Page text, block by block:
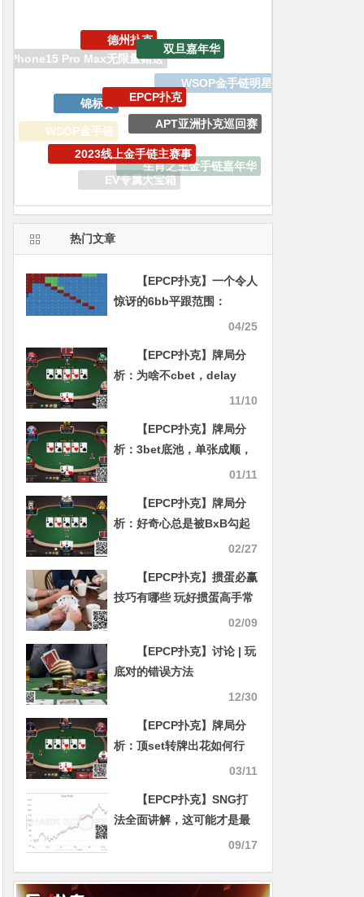
WSOP天堂岛
GGPoker
WSOP金手链
锦标赛
EPCP扑克
APT亚洲扑克巡回赛
生肖之王金手链嘉年华
EV专属大宝箱
2023线上金手链主赛事
热门文章
【EPCP扑克】一个令人
惊讶的6bb平跟范围：
Solver告诉你，短码不止推
04/25
【EPCP扑克】牌局分
析：为啥不cbet，delay
cbet为啥这么大，为啥bluff
11/10
【EPCP扑克】牌局分
析：3bet底池，单张成顺，
双张成花，超对被超池考验
01/11
【EPCP扑克】牌局分
析：好奇心总是被BxB勾起
02/27
【EPCP扑克】掼蛋必赢
技巧有哪些 玩好掼蛋高手常
02/09
【EPCP扑克】讨论 | 玩
底对的错误方法
12/30
【EPCP扑克】牌局分
析：顶set转牌出花如何行
03/11
【EPCP扑克】SNG打
法全面讲解，这可能才是最
09/17